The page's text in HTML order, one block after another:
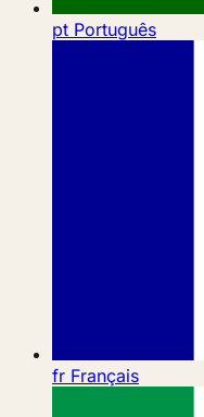
pt Português
fr Français